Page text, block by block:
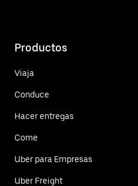
Productos
Viaja
Conduce
Hacer entregas
Come
Uber para Empresas
Uber Freight